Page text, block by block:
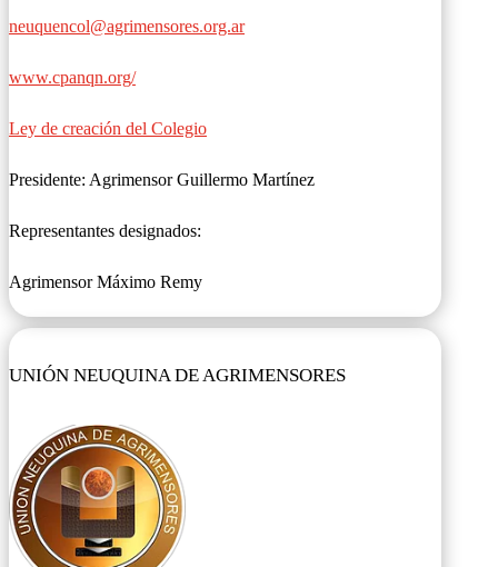
neuquencol@agrimensores.org.ar
www.cpanqn.org/
Ley de creación del Colegio
Presidente: Agrimensor Guillermo Martínez
Representantes designados:
Agrimensor Máximo Remy
UNIÓN NEUQUINA DE AGRIMENSORES